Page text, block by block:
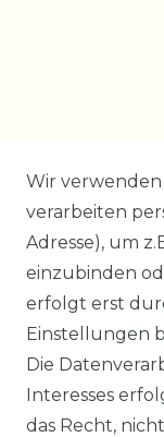
Wir
verarbeiten
Adresse), um
einzubinden
erfolgt erst
Einstellungen
Die
Interesses
das Recht,